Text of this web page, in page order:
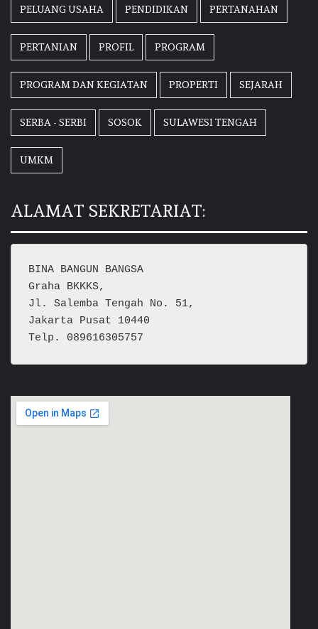
PELUANG USAHA PENDIDIKAN PERTANAHAN
PERTANIAN PROFIL PROGRAM
PROGRAM DAN KEGIATAN PROPERTI SEJARAH
SERBA - SERBI SOSOK SULAWESI TENGAH
UMKM
ALAMAT SEKRETARIAT:
BINA BANGUN BANGSA
Graha BKKKS,
Jl. Salemba Tengah No. 51,
Jakarta Pusat 10440
Telp. 089616305757